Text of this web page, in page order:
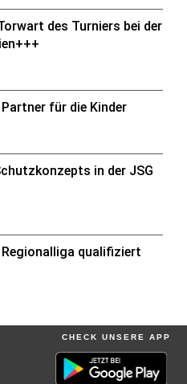
des Turniers bei der
für die Kinder
in der JSG
qualifiziert
CHECK UNSERE APP